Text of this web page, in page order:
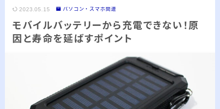
最近の投稿
「浅羽ビオトープ」で野鳥観察 ～2026年
「秋ヶ瀬公園」春の野鳥観察 ～2026年3
2026.03.08
2023.05.15 パソコン・スマホ関連
モバイルバッテリーから充電できない！原
因と寿命を延ばすポイント